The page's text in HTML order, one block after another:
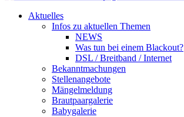
Aktuelles
Infos zu aktuellen Themen
NEWS
Was tun bei einem Blackout?
DSL / Breitband / Internet
Bekanntmachungen
Stellenangebote
Mängelmeldung
Brautpaargalerie
Babygalerie